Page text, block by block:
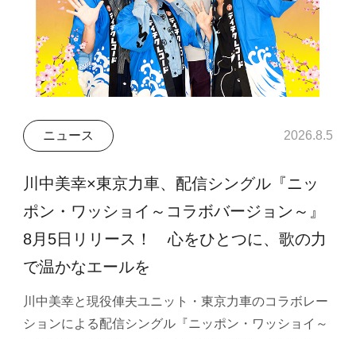
ニュース 2026.8.5
川中美幸×東京力車、配信シングル『ニッ
ポン・ワッショイ～コラボバージョン～』
8月5日リリース！ 心をひとつに、歌の力
で温かなエールを
川中美幸と現役俥夫ユニット・東京力車のコラボレー
ションによる配信シングル『ニッポン・ワッショイ～